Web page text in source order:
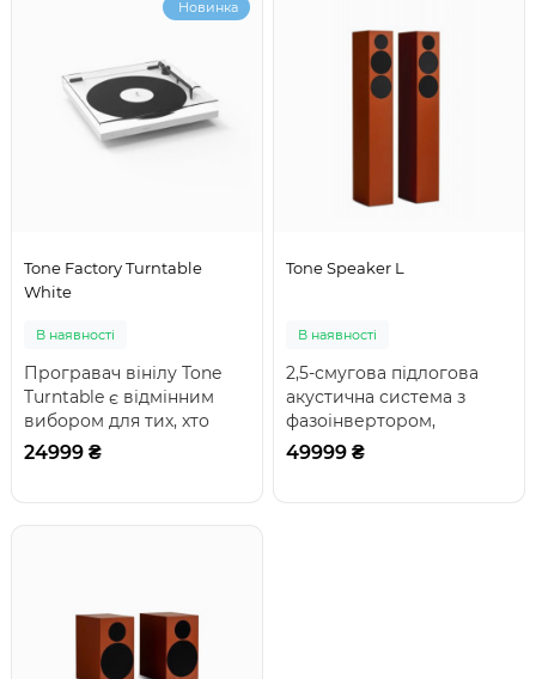
Новинка
Tone Factory Turntable
White
В наявності
Програвач вінілу Tone
Turntable є відмінним
вибором для тих, хто
починає своє
24999 ₴
Tone Speaker L
В наявності
2,5-смугова підлогова
акустична система з
фазоінвертором,
оснащена 25-мм
49999 ₴